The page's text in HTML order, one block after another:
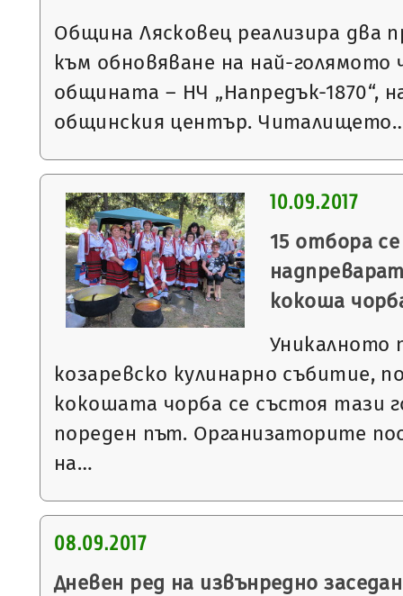
Община Лясковец реализира два
към обновяване на най-
общината – НЧ „Напредък-1870“,
общинския център.
10.09.2017
15 отбора
кокоша
Уникалното
козаревско кулинарно събитие,
кокошата чорба се състоя тази
пореден път. Организаторите
на…
08.09.2017
Дневен ред на извънредно